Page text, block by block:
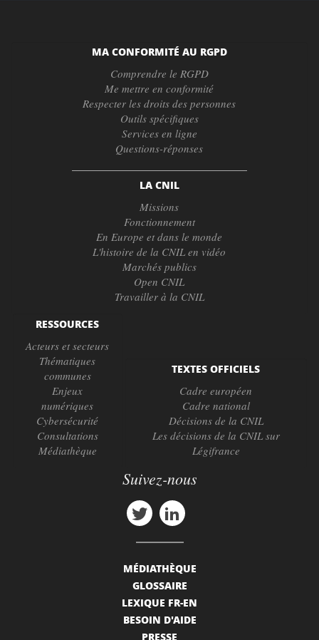
MA CONFORMITÉ AU RGPD
Comprendre le RGPD
Me mettre en conformité
Respecter les droits des personnes
Outils spécifiques
Services en ligne
Questions-réponses
LA CNIL
Missions
Fonctionnement
En Europe et dans le monde
L'histoire de la CNIL en vidéo
Marchés publics
Open CNIL
Travailler à la CNIL
RESSOURCES
Acteurs et secteurs
Thématiques
communes
Enjeux
numériques
Cybersécurité
Consultations
Médiathèque
TEXTES OFFICIELS
Cadre européen
Cadre national
Décisions de la CNIL
Les décisions de la CNIL sur
Légifrance
Suivez-nous
MÉDIATHÈQUE
GLOSSAIRE
LEXIQUE FR-EN
BESOIN D'AIDE
PRESSE